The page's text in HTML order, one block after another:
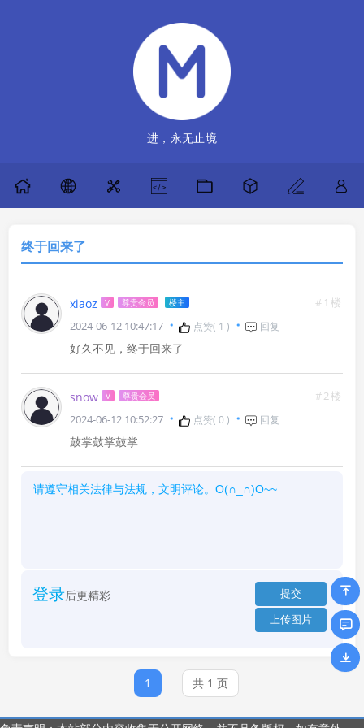
进，永无止境
终于回来了
xiaoz V 尊贵会员 楼主
#1楼
2024-06-12 10:47:17
点赞( 1 ) 回复
好久不见，终于回来了
snow V 尊贵会员
#2楼
2024-06-12 10:52:27
点赞( 0 ) 回复
鼓掌鼓掌鼓掌
登录后更精彩
1 共 1 页